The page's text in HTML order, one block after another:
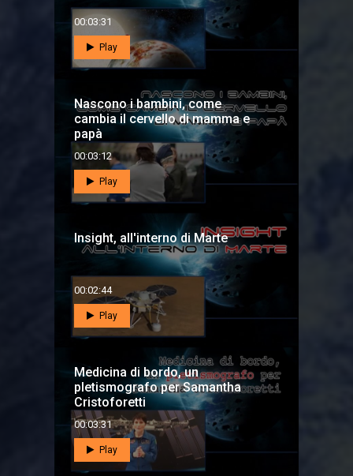
00:03:31
Play
Nascono i bambini, come
cambia il cervello di mamma e
papà
00:03:12
Play
Insight, all'interno di Marte
00:02:44
Play
Medicina di bordo, un
pletismografo per Samantha
Cristoforetti
00:03:31
Play